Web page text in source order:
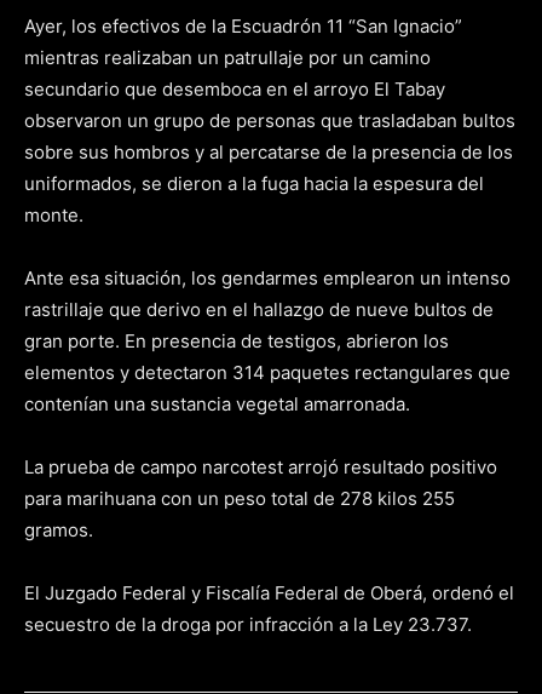
Ayer, los efectivos de la Escuadrón 11 “San Ignacio”
mientras realizaban un patrullaje por un camino
secundario que desemboca en el arroyo El Tabay
observaron un grupo de personas que trasladaban bultos
sobre sus hombros y al percatarse de la presencia de los
uniformados, se dieron a la fuga hacia la espesura del
monte.
Ante esa situación, los gendarmes emplearon un intenso
rastrillaje que derivo en el hallazgo de nueve bultos de
gran porte. En presencia de testigos, abrieron los
elementos y detectaron 314 paquetes rectangulares que
contenían una sustancia vegetal amarronada.
La prueba de campo narcotest arrojó resultado positivo
para marihuana con un peso total de 278 kilos 255
gramos.
El Juzgado Federal y Fiscalía Federal de Oberá, ordenó el
secuestro de la droga por infracción a la Ley 23.737.